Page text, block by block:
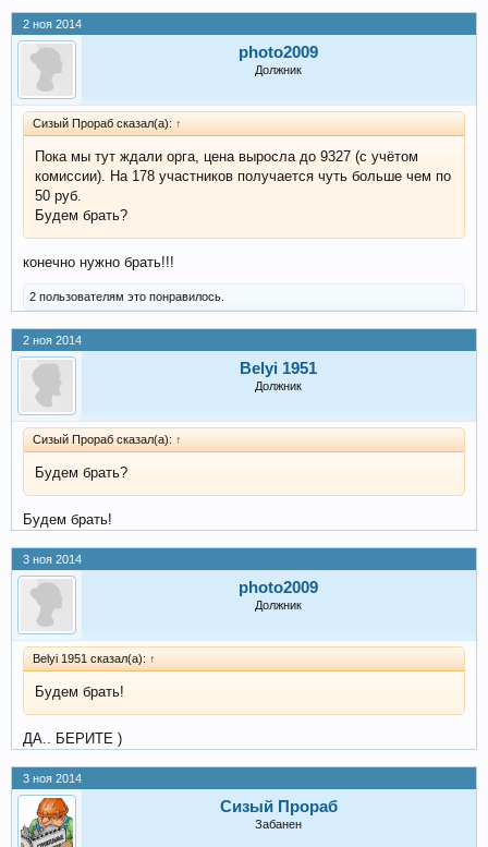
2 ноя 2014
photo2009
Должник
Сизый Прораб сказал(а): ↑
Пока мы тут ждали орга, цена выросла до 9327 (с учётом
комиссии). На 178 участников получается чуть больше чем по
50 руб.
Будем брать?
конечно нужно брать!!!
2 пользователям это понравилось.
2 ноя 2014
Belyi 1951
Должник
Сизый Прораб сказал(а): ↑
Будем брать?
Будем брать!
3 ноя 2014
photo2009
Должник
Belyi 1951 сказал(а): ↑
Будем брать!
ДА.. БЕРИТЕ )
3 ноя 2014
Сизый Прораб
Забанен